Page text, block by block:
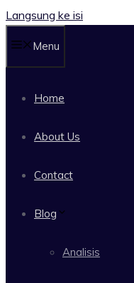
Langsung ke isi
Menu
Home
About Us
Contact
Blog
Analisis